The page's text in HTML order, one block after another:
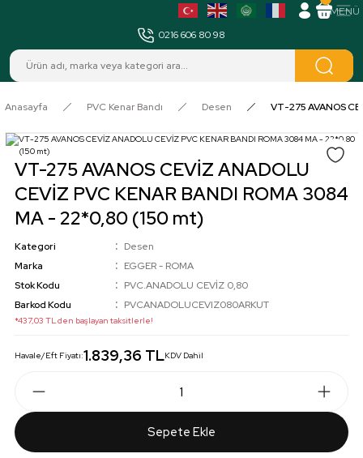
0216 606 80 98
Anasayfa PVC Kenar Bandı Desen VT-275 AVANOS
VT-275 AVANOS CEVİZ ANADOLU
CEVİZ PVC KENAR BANDI ROMA 3084
MA - 22*0,80 (150 mt)
Kategori
Desen
Marka
EGGER - ROMA
Stok Kodu
PVC.ANADOLU CEVİZ 0,80
Barkod Kodu
PVCANADOLUCEVIZ080ARKUT
*437,03 TL den başlayan taksitlerle!
Havale/Eft Fiyatı:1.839,36 TLKDV Dahil
Sepete Ekle